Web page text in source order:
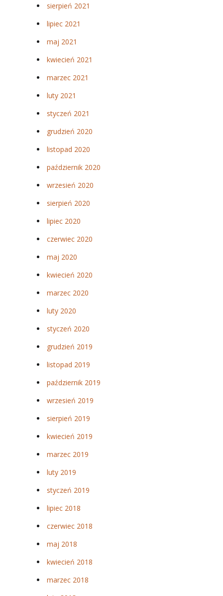
sierpień 2021
lipiec 2021
maj 2021
kwiecień 2021
marzec 2021
luty 2021
styczeń 2021
grudzień 2020
listopad 2020
październik 2020
wrzesień 2020
sierpień 2020
lipiec 2020
czerwiec 2020
maj 2020
kwiecień 2020
marzec 2020
luty 2020
styczeń 2020
grudzień 2019
listopad 2019
październik 2019
wrzesień 2019
sierpień 2019
kwiecień 2019
marzec 2019
luty 2019
styczeń 2019
lipiec 2018
czerwiec 2018
maj 2018
kwiecień 2018
marzec 2018